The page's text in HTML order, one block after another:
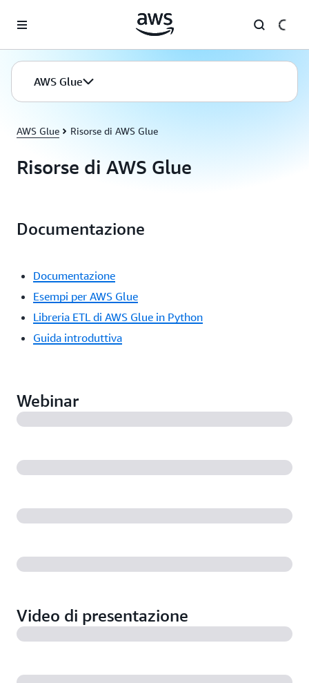
AWS Glue
AWS Glue Risorse di AWS Glue
Risorse di AWS Glue
Documentazione
Documentazione
Esempi per AWS Glue
Libreria ETL di AWS Glue in Python
Guida introduttiva
Webinar
Video di presentazione